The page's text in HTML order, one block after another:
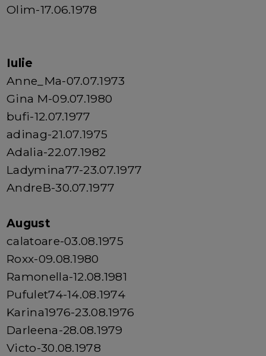
Olim-17.06.1978
Iulie
Anne_Ma-07.07.1973
Gina M-09.07.1980
bufi-12.07.1977
adinag-21.07.1975
Adalia-22.07.1982
Ladymina77-23.07.1977
AndreB-30.07.1977
August
calatoare-03.08.1975
Roxx-09.08.1980
Ramonella-12.08.1981
Pufulet74-14.08.1974
Karina1976-23.08.1976
Darleena-28.08.1979
Victo-30.08.1978